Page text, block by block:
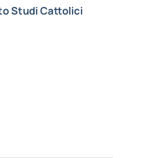
Studi Cattolici